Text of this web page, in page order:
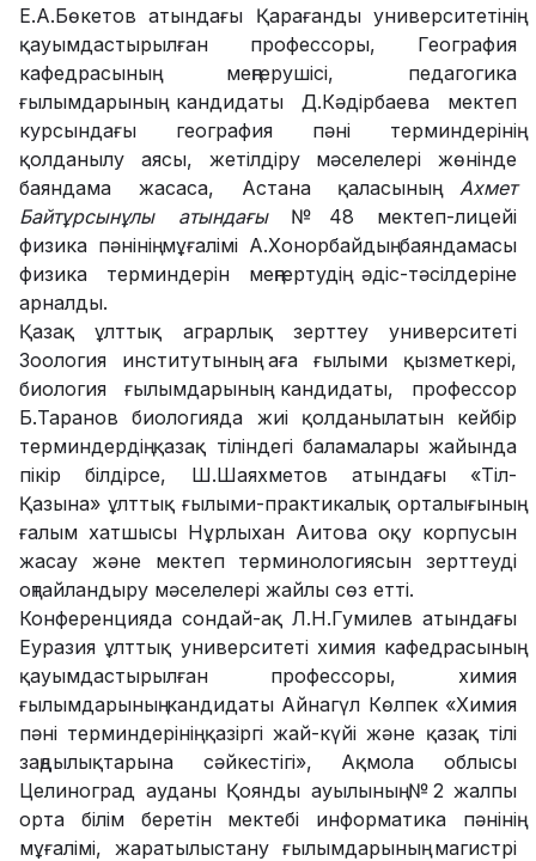
Е.А.Бөкетов атындағы Қарағанды университетінің
қауымдастырылған профессоры, География
кафедрасының меңгерушісі, педагогика
ғылымдарының кандидаты Д.Кәдірбаева мектеп
курсындағы география пәні терминдерінің
қолданылу аясы, жетілдіру мәселелері жөнінде
баяндама жасаса, Астана қаласының Ахмет
Байтұрсынұлы атындағы №48 мектеп-лицейі
физика пәнінің мұғалімі А.Хонорбайдың баяндамасы
физика терминдерін меңгертудің әдіс-тәсілдеріне
арналды.
Қазақ ұлттық аграрлық зерттеу университеті
Зоология институтының аға ғылыми қызметкері,
биология ғылымдарының кандидаты, профессор
Б.Таранов биологияда жиі қолданылатын кейбір
терминдердің қазақ тіліндегі баламалары жайында
пікір білдірсе, Ш.Шаяхметов атындағы «Тіл-
Қазына» ұлттық ғылыми-практикалық орталығының
ғалым хатшысы Нұрлыхан Аитова оқу корпусын
жасау және мектеп терминологиясын зерттеуді
оңтайландыру мәселелері жайлы сөз етті.
Конференцияда сондай-ақ Л.Н.Гумилев атындағы
Еуразия ұлттық университеті химия кафедрасының
қауымдастырылған профессоры, химия
ғылымдарының кандидаты Айнагүл Көлпек «Химия
пәні терминдерінің қазіргі жай-күйі және қазақ тілі
заңдылықтарына сәйкестігі», Ақмола облысы
Целиноград ауданы Қоянды ауылының №2 жалпы
орта білім беретін мектебі информатика пәнінің
мұғалімі, жаратылыстану ғылымдарының магистрі